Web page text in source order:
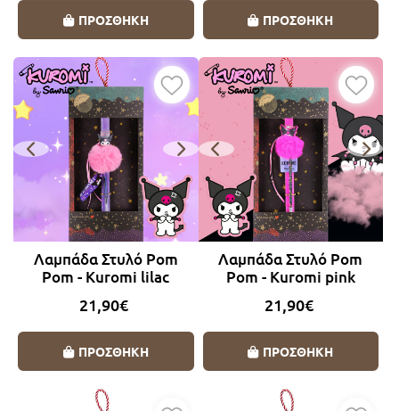
ΠΡΟΣΘΗΚΗ ΠΡΟΣΘΗΚΗ
Λαμπάδα Στυλό Pom
Pom - Kuromi lilac
21,90€
ΠΡΟΣΘΗΚΗ
Λαμπάδα Στυλό Pom
Pom - Kuromi pink
21,90€
ΠΡΟΣΘΗΚΗ